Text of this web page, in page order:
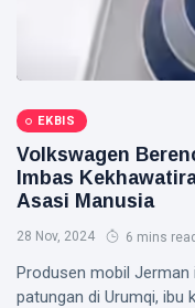
EKBIS
Volkswagen
Imbas
Asasi Manusia
28 Nov, 2024 6 mins read
Produsen mobil Jerman
patungan di Urumqi, ibu